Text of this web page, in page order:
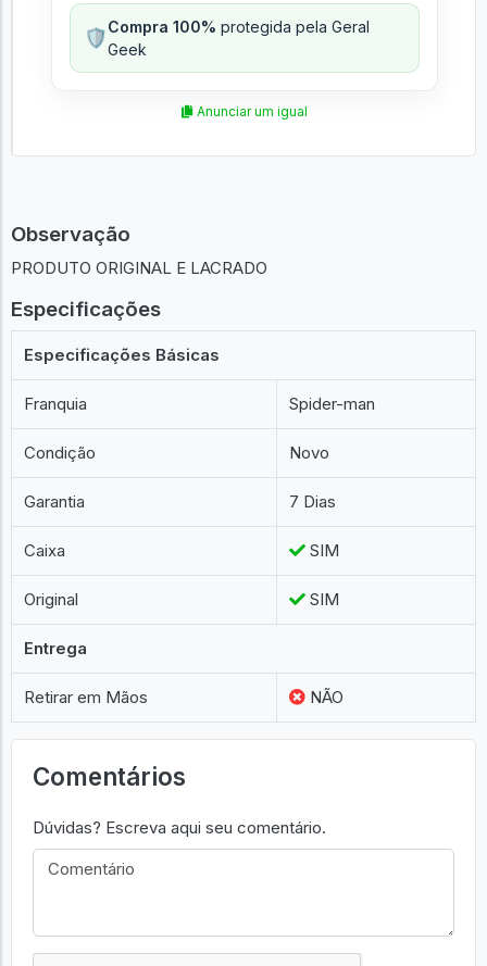
🛡️Compra 100% protegida pela Geral
Geek
Anunciar um igual
Observação
PRODUTO ORIGINAL E LACRADO
Especificações
Especificações Básicas
Franquia Spider-man
Condição Novo
Garantia 7 Dias
Caixa SIM
Original SIM
Entrega
Retirar em Mãos NÃO
Comentários
Dúvidas? Escreva aqui seu comentário.